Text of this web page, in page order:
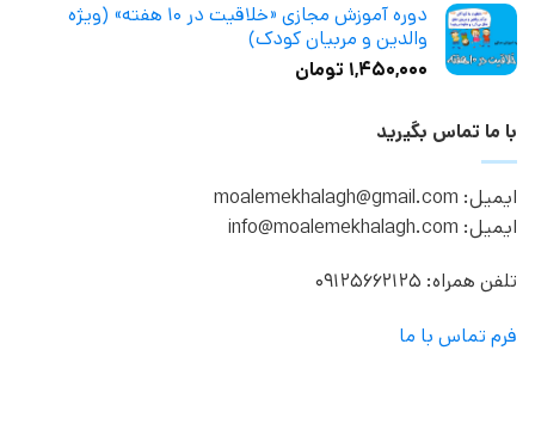
دوره آموزش مجازی «خلاقیت در ۱۰ هفته» (ویژه
والدین و مربیان کودک)
۱,۴۵۰,۰۰۰ تومان
با ما تماس بگیرید
ایمیل: moalemekhalagh@gmail.com
ایمیل: info@moalemekhalagh.com
تلفن همراه: 09125662125
فرم تماس با ما